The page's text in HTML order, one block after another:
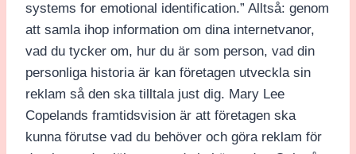
systems for emotional identification.” Alltså: genom
att samla ihop information om dina internetvanor,
vad du tycker om, hur du är som person, vad din
personliga historia är kan företagen utveckla sin
reklam så den ska tilltala just dig. Mary Lee
Copelands framtidsvision är att företagen ska
kunna förutse vad du behöver och göra reklam för